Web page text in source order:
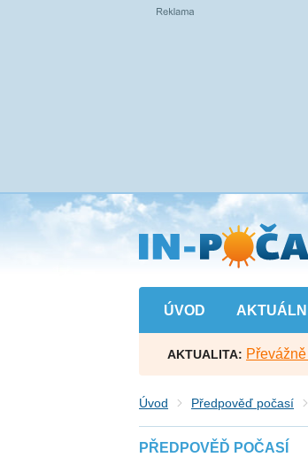
Přejít
na
hlavní
obsah
ÚVOD
AKTUALITA:
Úvod Předpověď počasí
PŘEDPOVĚĎ POČASÍ